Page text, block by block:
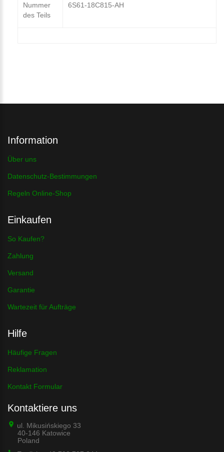
Nummer
des Teils
6S61-18C815-AH
Information
Über uns
Datenschutz-Bestimmungen
Regeln Online-Shop
Einkaufen
So Kaufen?
Zahlung
Versand
Garantie
Wartezeit für Aufträge
Hilfe
Häufige Fragen
Reklamation
Kontakt Formular
Kontaktiere uns
ul. Mikusińskiego 33
40-146 Katowice
Poland